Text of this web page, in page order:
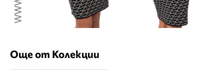
Още от Колекции